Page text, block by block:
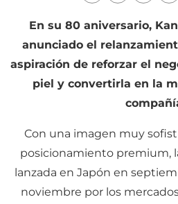
En su 80 aniversario,
anunciado el
aspiración de reforzar el
piel y convertirla en la
Con una imagen muy
posicionamiento premium,
lanzada en Japón en
noviembre por los